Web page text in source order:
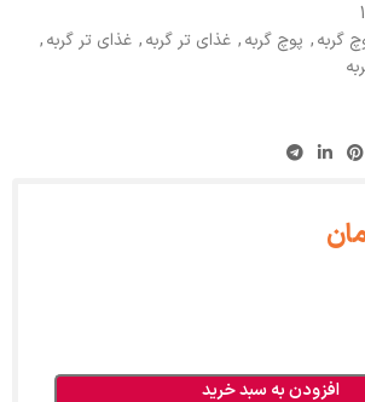
گربه, پوچ گربه, غذای تر گربه, غذای تر گربه,
افزودن به سبد خرید